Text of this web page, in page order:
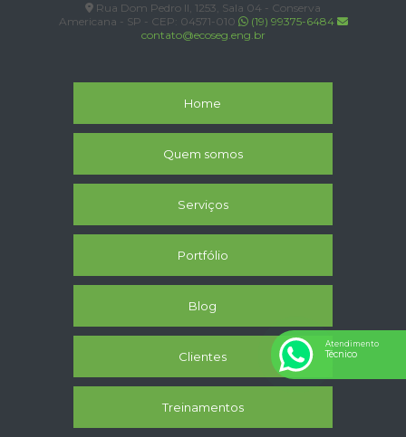
Rua Dom Pedro II, 1253, Sala 04 - Conserva
Americana - SP - CEP: 04571-010
(19) 99375-6484
contato@ecoseg.eng.br
Home
Quem somos
Serviços
Portfólio
Blog
Clientes
Treinamentos
Atendimento
Técnico